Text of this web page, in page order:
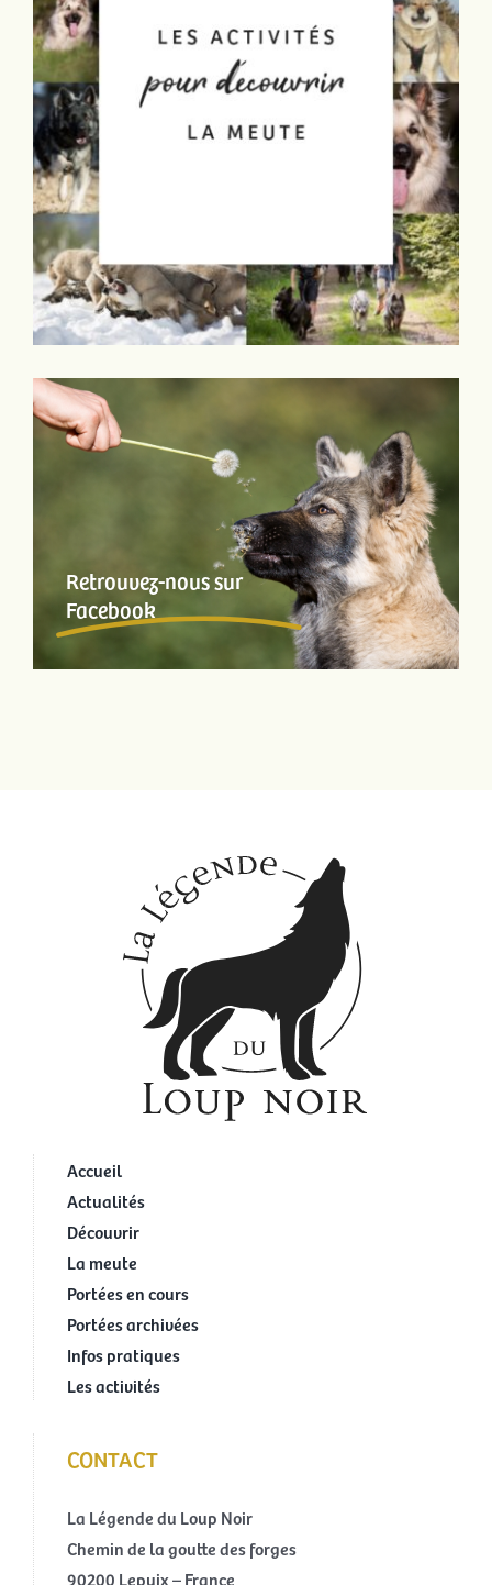
Retrouvez-nous sur
Facebook
Accueil
Actualités
Découvrir
La meute
Portées en cours
Portées archivées
Infos pratiques
Les activités
CONTACT
La Légende du Loup Noir
Chemin de la goutte des forges
90200 Lepuix – France